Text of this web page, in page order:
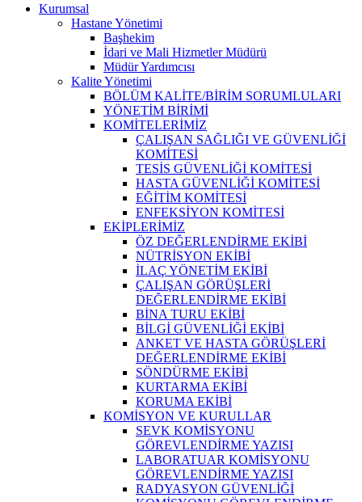
Kurumsal
Hastane Yönetimi
Başhekim
İdari ve Mali Hizmetler Müdürü
Müdür Yardımcısı
Kalite Yönetimi
BÖLÜM KALİTE/BİRİM SORUMLULARI
YÖNETİM BİRİMİ
KOMİTELERİMİZ
ÇALIŞAN SAĞLIĞI VE GÜVENLİĞİ
KOMİTESİ
TESİS GÜVENLİĞİ KOMİTESİ
HASTA GÜVENLİĞİ KOMİTESİ
EĞİTİM KOMİTESİ
ENFEKSİYON KOMİTESİ
EKİPLERİMİZ
ÖZ DEĞERLENDİRME EKİBİ
NÜTRİSYON EKİBİ
İLAÇ YÖNETİM EKİBİ
ÇALIŞAN GÖRÜŞLERİ
DEĞERLENDİRME EKİBİ
BİNA TURU EKİBİ
BİLGİ GÜVENLİĞİ EKİBİ
ANKET VE HASTA GÖRÜŞLERİ
DEĞERLENDİRME EKİBİ
SÖNDÜRME EKİBİ
KURTARMA EKİBİ
KORUMA EKİBİ
KOMİSYON VE KURULLAR
SEVK KOMİSYONU
GÖREVLENDİRME YAZISI
LABORATUAR KOMİSYONU
GÖREVLENDİRME YAZISI
RADYASYON GÜVENLİĞİ